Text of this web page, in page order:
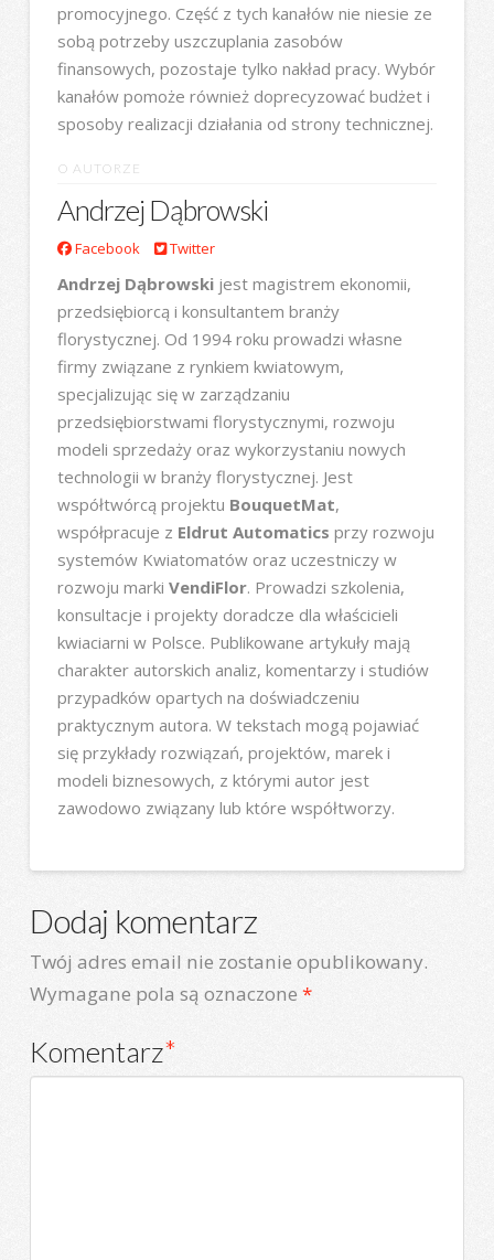
promocyjnego. Część z tych kanałów nie niesie ze
sobą potrzeby uszczuplania zasobów
finansowych, pozostaje tylko nakład pracy. Wybór
kanałów pomoże również doprecyzować budżet i
sposoby realizacji działania od strony technicznej.
O AUTORZE
Andrzej Dąbrowski
Facebook Twitter
Andrzej Dąbrowskijest magistrem ekonomii,
przedsiębiorcą i konsultantem branży
florystycznej. Od 1994 roku prowadzi własne
firmy związane z rynkiem kwiatowym,
specjalizując się w zarządzaniu
przedsiębiorstwami florystycznymi, rozwoju
modeli sprzedaży oraz wykorzystaniu nowych
technologii w branży florystycznej. Jest
współtwórcą projektu BouquetMat,
współpracuje z Eldrut Automatics przy rozwoju
systemów Kwiatomatów oraz uczestniczy w
rozwoju marki VendiFlor. Prowadzi szkolenia,
konsultacje i projekty doradcze dla właścicieli
kwiaciarni w Polsce. Publikowane artykuły mają
charakter autorskich analiz, komentarzy i studiów
przypadków opartych na doświadczeniu
praktycznym autora. W tekstach mogą pojawiać
się przykłady rozwiązań, projektów, marek i
modeli biznesowych, z którymi autor jest
zawodowo związany lub które współtworzy.
Dodaj komentarz
Twój adres email nie zostanie opublikowany.
Wymagane pola są oznaczone *
Komentarz*